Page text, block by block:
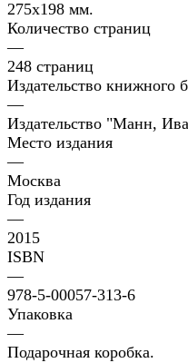
275х198 мм.
Количество страниц
—
248 страниц
Издательство книжного
—
Издательство "Манн,
Место издания
—
Москва
Год издания
—
2015
ISBN
—
978-5-00057-313-6
Упаковка
—
Подарочная коробка.